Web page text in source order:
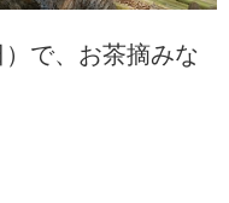
で、お茶摘みな